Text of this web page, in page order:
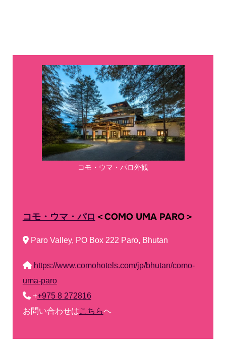
コモ・ウマ・パロ外観
コモ・ウマ・パロ ＜COMO UMA PARO＞
Paro Valley, PO Box 222 Paro, Bhutan
https://www.comohotels.com/jp/bhutan/como-
uma-paro
++975 8 272816
お問い合わせはこちらへ